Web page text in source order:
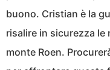
buono. Cristian è la
risalire in sicurezza le
monte Roen.